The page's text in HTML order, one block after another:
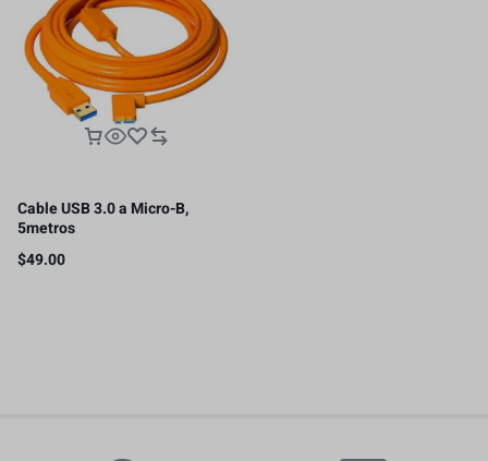
Cable USB 3.0 a Micro-B,
5metros
$49.00